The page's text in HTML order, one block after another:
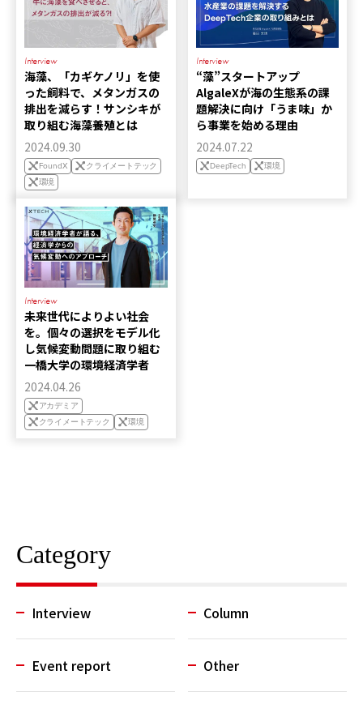
Interview
海藻、「カギケノリ」を使
った飼料で、メタンガスの
排出を減らす！サンシキが
取り組む海藻養殖とは
2024.09.30
FoundX
クライメートテック
環境
Interview
“藻”スタートアップ
AlgaleXが海の生態系の課
題解決に向け「うま味」か
ら事業を始める理由
2024.07.22
DeepTech 環境
Interview
未来世代によりよい社会
を。個々の選択をモデル化
し気候変動問題に取り組む
一橋大学の環境経済学者
2024.04.26
アカデミア
クライメートテック
環境
Category
Interview Column
Event report Other